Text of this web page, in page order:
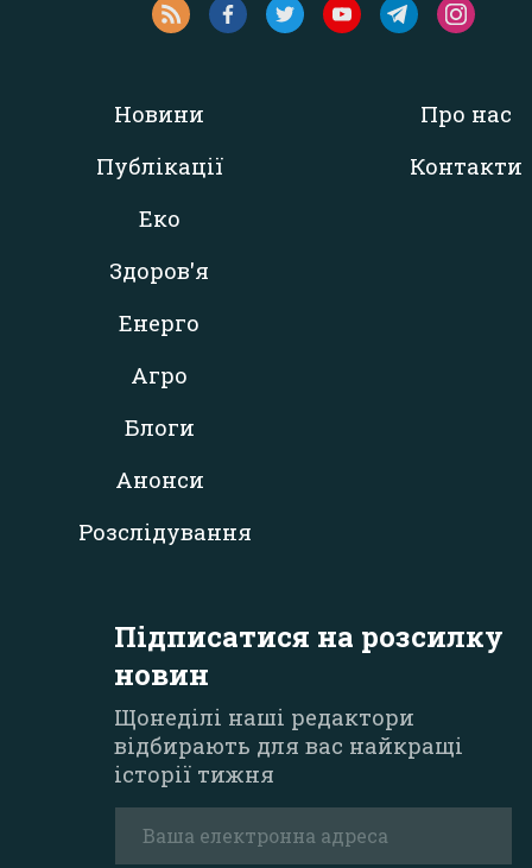
Новини
Публікації
Еко
Здоров'я
Енерго
Агро
Блоги
Анонси
Розслідування
Про нас
Контакти
Підписатися на розсилку
новин
Щонеділі наші редактори
відбирають для вас найкращі
історії тижня